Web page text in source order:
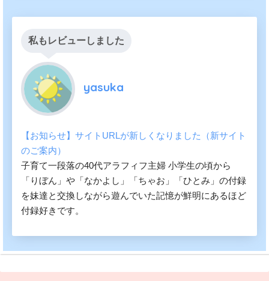
私もレビューしました
yasuka
【お知らせ】サイトURLが新しくなりました（新サイト
のご案内）
子育て一段落の40代アラフィフ主婦 小学生の頃から
「りぼん」や「なかよし」「ちゃお」「ひとみ」の付録
を妹達と交換しながら遊んでいた記憶が鮮明にあるほど
付録好きです。